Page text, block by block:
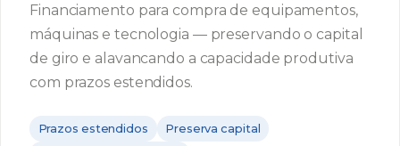
Financiamento para compra de equipamentos,
máquinas e tecnologia — preservando o capital
de giro e alavancando a capacidade produtiva
com prazos estendidos.
Prazos estendidos
Preserva capital